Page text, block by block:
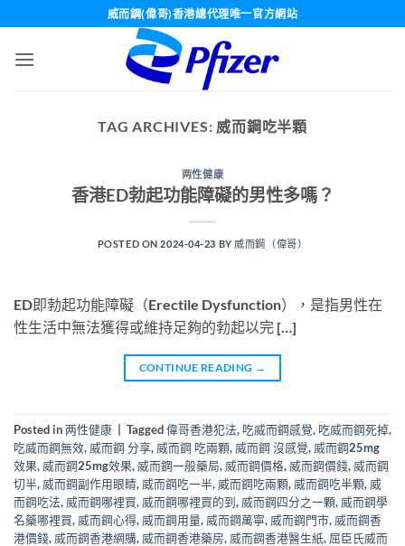
content
威而鋼(偉哥)香港總代理唯一官方網站
TAG ARCHIVES: 威而鋼吃半顆
两性健康
香港ED勃起功能障礙的男性多嗎？
POSTED ON2024-04-23 BY 威而鋼（偉哥）
ED即勃起功能障礙（Erectile Dysfunction），是指男性在
性生活中無法獲得或維持足夠的勃起以完 […]
CONTINUE READING →
Posted in两性健康 Tagged偉哥香港犯法, 吃威而鋼感覺, 吃威而鋼死掉,
吃威而鋼無效, 威而鋼 分享, 威而鋼 吃兩顆, 威而鋼 沒感覺, 威而鋼25mg
效果, 威而鋼25mg效果, 威而鋼一般藥局, 威而鋼價格, 威而鋼價錢, 威而鋼
切半, 威而鋼副作用眼睛, 威而鋼吃一半, 威而鋼吃兩顆, 威而鋼吃半顆, 威
而鋼吃法, 威而鋼哪裡買, 威而鋼哪裡買的到, 威而鋼四分之一顆, 威而鋼學
名藥哪裡買, 威而鋼心得, 威而鋼用量, 威而鋼萬寧, 威而鋼門市, 威而鋼香
港價錢, 威而鋼香港網購, 威而鋼香港藥房, 威而鋼香港醫生紙, 屈臣氏威而